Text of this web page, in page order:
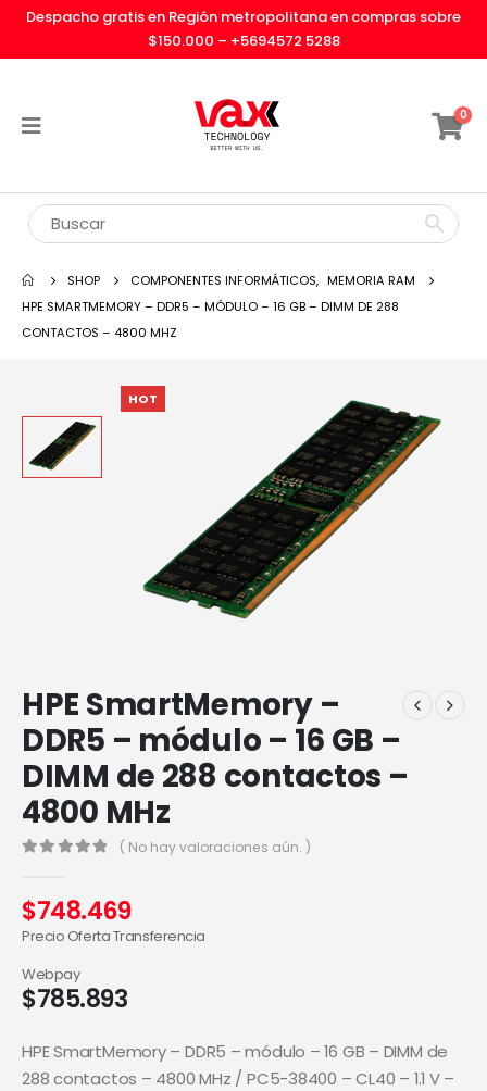
Despacho gratis en Región metropolitana en compras sobre
$150.000 – +5694572 5288
0
SHOP COMPONENTES INFORMÁTICOS, MEMORIA RAM
HPE SMARTMEMORY – DDR5 – MÓDULO – 16 GB – DIMM DE 288
CONTACTOS – 4800 MHZ
HOT
HPE SmartMemory –
DDR5 – módulo – 16 GB –
DIMM de 288 contactos –
4800 MHz
( No hay valoraciones aún. )
$748.469
Precio Oferta Transferencia
$785.893
Webpay
HPE SmartMemory – DDR5 – módulo – 16 GB – DIMM de
288 contactos – 4800 MHz / PC5-38400 – CL40 – 1.1 V –